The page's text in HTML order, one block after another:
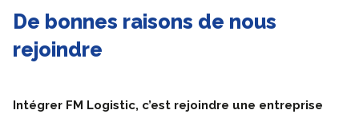
De bonnes raisons de nous
rejoindre
Intégrer FM Logistic, c’est rejoindre une entreprise